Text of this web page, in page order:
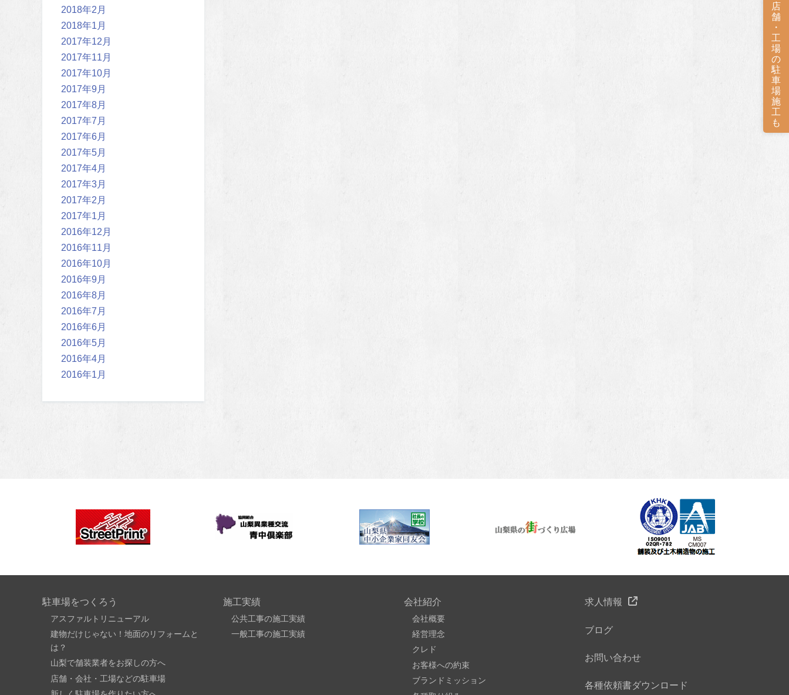
2018年2月
2018年1月
2017年12月
2017年11月
2017年10月
2017年9月
2017年8月
2017年7月
2017年6月
2017年5月
2017年4月
2017年3月
2017年2月
2017年1月
2016年12月
2016年11月
2016年10月
2016年9月
2016年8月
2016年7月
2016年6月
2016年5月
2016年4月
2016年1月
駐車場をつくろう
アスファルトリニューアル
建物だけじゃない！地面のリフォームと
は？
山梨で舗装業者をお探しの方へ
店舗・会社・工場などの駐車場
施工実績
公共工事の施工実績
一般工事の施工実績
会社紹介
会社概要
経営理念
クレド
お客様への約束
ブランドミッション
求人情報
ブログ
お問い合わせ
各種依頼書ダウンロード
店
舗
・
工
場
の
駐
車
場
施
工
も